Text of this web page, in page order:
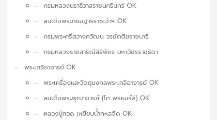
กรมหลวงนราธิวาสราชนครินทร์ OK
สมเด็จพระกนิษฐาธิราชเจ้าฯ OK
กรมพระศรีสวางควัฒน วรขัตติยราชนารี
กรมหลวงราชสาริณีสิริพัชร มหาวัชรราชธิดา
พระเกจิอาจารย์ OK
พระเครื่องและวัตถุมงคลพระเกจิอาจารย์ OK
สมเด็จพระพุฒาจารย์ (โต พฺรหฺมรํสี) OK
หลวงปู่ทวด เหยียบน้ำทะเลจืด OK